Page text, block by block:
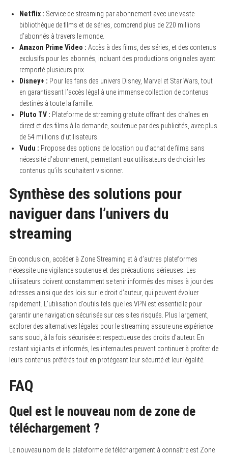
Netflix : Service de streaming par abonnement avec une vaste
bibliothèque de films et de séries, comprend plus de 220 millions
d’abonnés à travers le monde.
Amazon Prime Video : Accès à des films, des séries, et des contenus
exclusifs pour les abonnés, incluant des productions originales ayant
remporté plusieurs prix.
Disney+ : Pour les fans des univers Disney, Marvel et Star Wars, tout
en garantissant l’accès légal à une immense collection de contenus
destinés à toute la famille.
Pluto TV : Plateforme de streaming gratuite offrant des chaînes en
direct et des films à la demande, soutenue par des publicités, avec plus
de 54 millions d’utilisateurs.
Vudu : Propose des options de location ou d’achat de films sans
nécessité d’abonnement, permettant aux utilisateurs de choisir les
contenus qu’ils souhaitent visionner.
Synthèse des solutions pour
naviguer dans l’univers du
streaming
En conclusion, accéder à Zone Streaming et à d’autres plateformes
nécessite une vigilance soutenue et des précautions sérieuses. Les
utilisateurs doivent constamment se tenir informés des mises à jour des
adresses ainsi que des lois sur le droit d’auteur, qui peuvent évoluer
rapidement. L’utilisation d’outils tels que les VPN est essentielle pour
garantir une navigation sécurisée sur ces sites risqués. Plus largement,
explorer des alternatives légales pour le streaming assure une expérience
sans souci, à la fois sécurisée et respectueuse des droits d’auteur. En
restant vigilants et informés, les internautes peuvent continuer à profiter de
leurs contenus préférés tout en protégeant leur sécurité et leur légalité.
FAQ
Quel est le nouveau nom de zone de
téléchargement ?
Le nouveau nom de la plateforme de téléchargement à connaître est Zone